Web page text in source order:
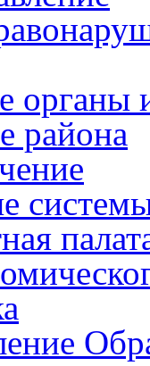
органы
района